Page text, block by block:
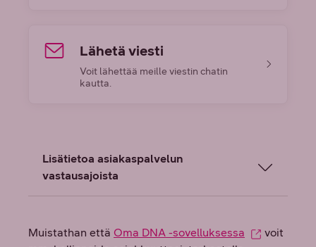
Lähetä viesti
Voit lähettää meille viestin chatin
kautta.
Lisätietoa asiakaspalvelun
vastausajoista
Muistathan että Oma DNA -sovelluksessa
voit